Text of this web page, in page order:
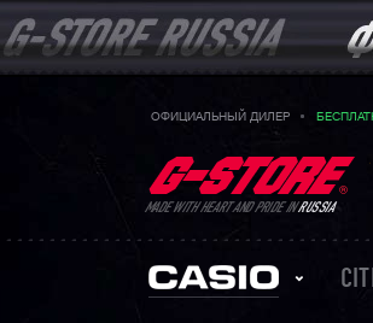
ОФИЦИАЛЬНЫЙ ДИЛЕР
MADE WITH HEART AND PRIDE INRUSSIA